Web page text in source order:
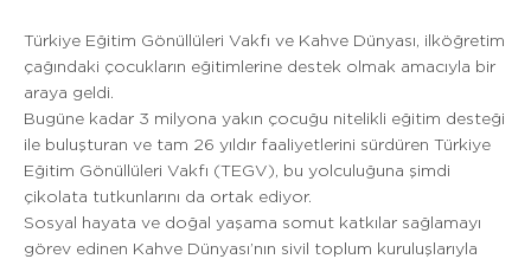
Türkiye Eğitim Gönüllüleri Vakfı ve Kahve Dünyası, ilköğretim
çağındaki çocukların eğitimlerine destek olmak amacıyla bir
araya geldi.
Bugüne kadar 3 milyona yakın çocuğu nitelikli eğitim desteği
ile buluşturan ve tam 26 yıldır faaliyetlerini sürdüren Türkiye
Eğitim Gönüllüleri Vakfı (TEGV), bu yolculuğuna şimdi
çikolata tutkunlarını da ortak ediyor.
Sosyal hayata ve doğal yaşama somut katkılar sağlamayı
görev edinen Kahve Dünyası’nın sivil toplum kuruluşlarıyla